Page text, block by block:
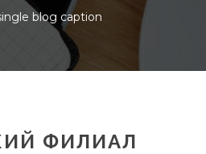
blog caption
ФИЛИАЛ